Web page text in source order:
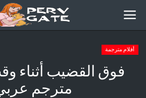
الرئيسية
أفلام مترجمة
فوق القضيب أثناء
مترجم